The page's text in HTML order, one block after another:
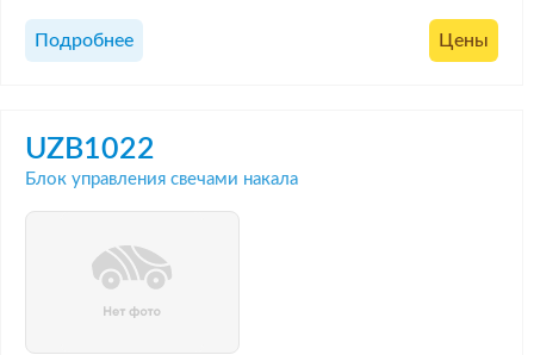
Подробнее Цены
UZB1022
Блок управления свечами накала